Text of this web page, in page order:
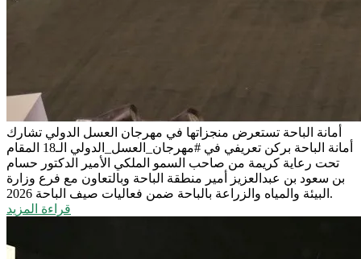
أمانة الباحة تستعرض منجزاتها في مهرجان العسل الدولي تشارك
أمانة الباحة بركن تعريفي في #مهرجان_العسل_الدولي الـ18 المقام
تحت رعاية كريمة من صاحب السمو الملكي الأمير الدكتور حسام
بن سعود بن عبدالعزيز أمير منطقة الباحة وبالتعاون مع فرع وزارة
البيئة والمياه والزراعة بالباحة ضمن فعاليات صيف الباحة 2026.
قراءة المزيد